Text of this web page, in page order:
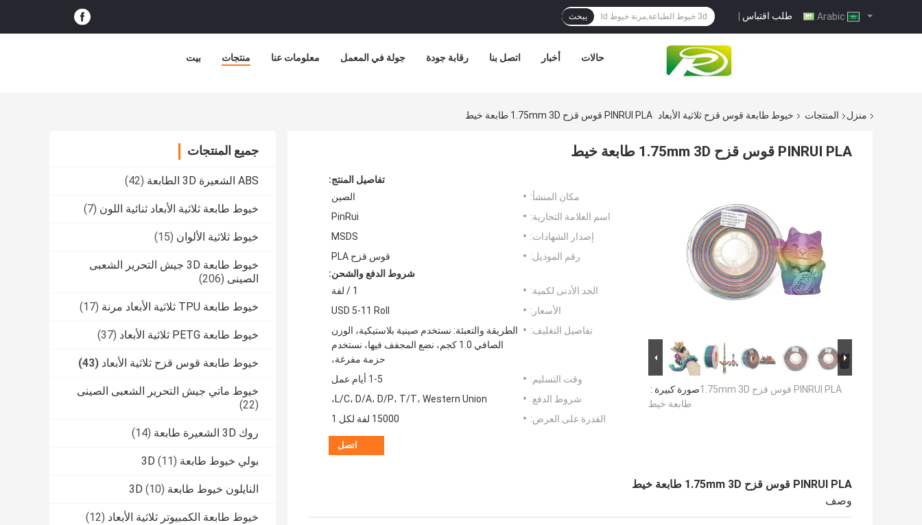
طلب اقتباس | يبحث
بيت منتجات معلومات عنا جولة في المعمل رقابة جودة اتصل بنا أخبار حالات
منزل المنتجات خيوط طابعة قوس قزح ثلاثية الأبعاد PINRUI PLA قوس قزح 1.75mm 3D طابعة خيط
جميع المنتجات
ABS الشعيرة 3D الطابعة (42)
خيوط طابعة ثلاثية الأبعاد ثنائية اللون (7)
خيوط ثلاثية الألوان (15)
خيوط طابعة 3D جيش التحرير الشعبى
الصينى (206)
خيوط طابعة TPU ثلاثية الأبعاد مرنة (17)
خيوط طابعة PETG ثلاثية الأبعاد (37)
خيوط طابعة قوس قزح ثلاثية الأبعاد (43)
خيوط ماتي جيش التحرير الشعبى الصينى
(22)
روك 3D الشعيرة طابعة (14)
بولي خيوط طابعة 3D (11)
النايلون خيوط طابعة 3D (10)
خيوط طابعة الكمبيوتر ثلاثية الأبعاد (12)
PINRUI PLA قوس قزح 1.75mm 3D طابعة خيط
صورة كبيرة :PINRUI PLA قوس قزح 1.75mm 3D
طابعة خيط
تفاصيل المنتج:
مكان المنشأ:
الصين
اسم العلامة التجارية:
PinRui
إصدار الشهادات:
MSDS
رقم الموديل:
قوس قزح PLA
شروط الدفع والشحن:
الحد الأدنى لكمية:
1 / لفة
الأسعار:
USD 5-11 Roll
تفاصيل التغليف:
الطريقة والتعبئة: نستخدم صينية بلاستيكية، الوزن
الصافي 1.0 كجم، نضع المجفف فيها، نستخدم
حزمة مفرغة،
وقت التسليم:
1-5 أيام عمل
شروط الدفع:
L/C، D/A، D/P، T/T، Western Union،
القدرة على العرض:
15000 لفة لكل 1
اتصل
PINRUI PLA قوس قزح 1.75mm 3D طابعة خيط
وصف